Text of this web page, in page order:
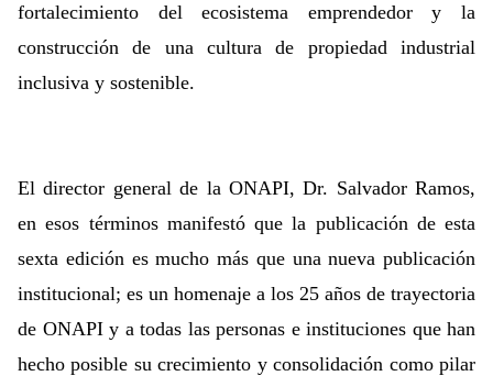
fortalecimiento del ecosistema emprendedor y la
construcción de una cultura de propiedad industrial
inclusiva y sostenible.
El director general de la ONAPI, Dr. Salvador Ramos,
en esos términos manifestó que la publicación de esta
sexta edición es mucho más que una nueva publicación
institucional; es un homenaje a los 25 años de trayectoria
de ONAPI y a todas las personas e instituciones que han
hecho posible su crecimiento y consolidación como pilar